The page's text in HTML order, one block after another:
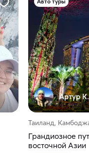
Артур К.
Таиланд,
Грандиозное
восточной Азии